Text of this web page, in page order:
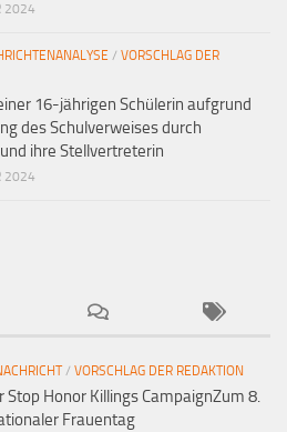
2024
/ VORSCHLAG DER
16-jährigen Schülerin aufgrund
des Schulverweises durch
ihre Stellvertreterin
2024
/ VORSCHLAG DER REDAKTION
Stop Honor Killings CampaignZum 8.
Frauentag